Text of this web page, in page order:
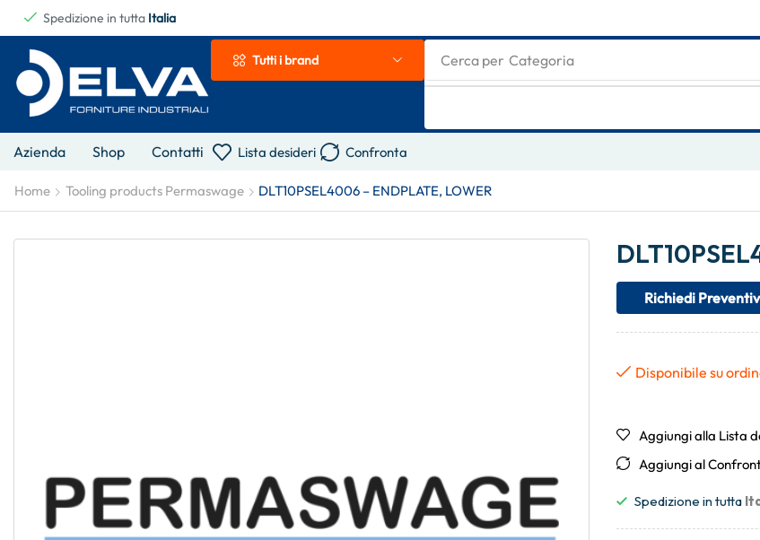
Spedizione in tutta Italia
Tutti i brand Cerca per Nome
Azienda Shop Contatti Lista desideri Confronta
Home Tooling products Permaswage DLT10PSEL4006 – ENDPLATE, LOWER
Richiedi
Disponibile su
Aggiungi alla Lista
Aggiungi al
Spedizione in tutta